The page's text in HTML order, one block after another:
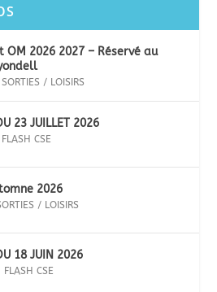
OM 2026 2027 – Réservé au
SORTIES / LOISIRS
23 JUILLET 2026
FLASH CSE
2026
/ LOISIRS
18 JUIN 2026
FLASH CSE